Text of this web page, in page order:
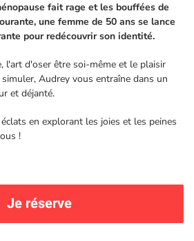
fait rage et les bouffées de
une femme de 50 ans se lance
pour redécouvrir son identité.
l'art d'oser être soi-même et le plaisir
Audrey vous entraîne dans un
et déjanté.
en explorant les joies et les peines
!
Je réserve